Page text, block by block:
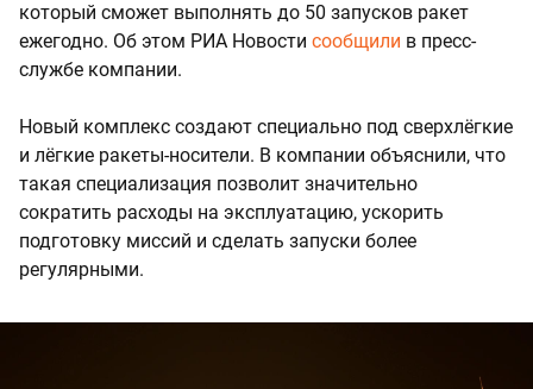
который сможет выполнять до 50 запусков ракет
ежегодно. Об этом РИА Новости сообщили в пресс-
службе компании.
Новый комплекс создают специально под сверхлёгкие
и лёгкие ракеты-носители. В компании объяснили, что
такая специализация позволит значительно
сократить расходы на эксплуатацию, ускорить
подготовку миссий и сделать запуски более
регулярными.